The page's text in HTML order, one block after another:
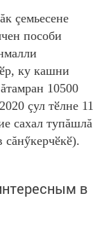
çемьесене
пособи
ку кашни
10500
çул тӗлне 11
сахал тупăшлă
в